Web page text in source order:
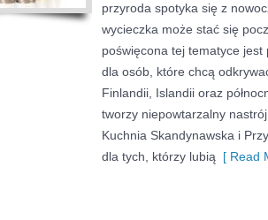
przyroda spotyka się z
wycieczka może stać się
poświęcona tej tematyce
dla osób, które chcą
Finlandii, Islandii oraz
tworzy niepowtarzalny
Kuchnia Skandynawska i
dla tych, którzy lubią [ Read